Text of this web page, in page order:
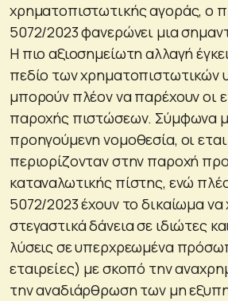
χρηματοπιστωτικής αγοράς, ο
5072/2023 φανερώνει μια
Η πιο αξιοσημείωτη αλλαγή
πεδίο των χρηματοπιστωτικών
μπορούν πλέον να παρέχουν οι
παροχής πιστώσεων. Σύμφωνα
προηγούμενη νομοθεσία, οι
περιορίζονταν στην παροχή
καταναλωτικής πίστης, ενώ
5072/2023 έχουν το δικαίωμα να
στεγαστικά δάνεια σε ιδιώτες
λύσεις σε υπερχρεωμένα
εταιρείες) με σκοπό την
την αναδιάρθρωση των μη